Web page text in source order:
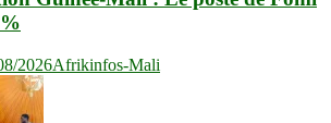
2026Afrikinfos-Mali